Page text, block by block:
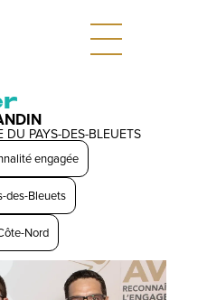
DU PAYS-DES-BLEUETS
engagée
des-Bleuets
Nord